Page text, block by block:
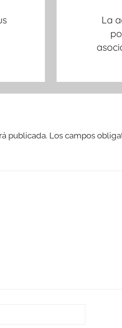
La
publicada. Los campos